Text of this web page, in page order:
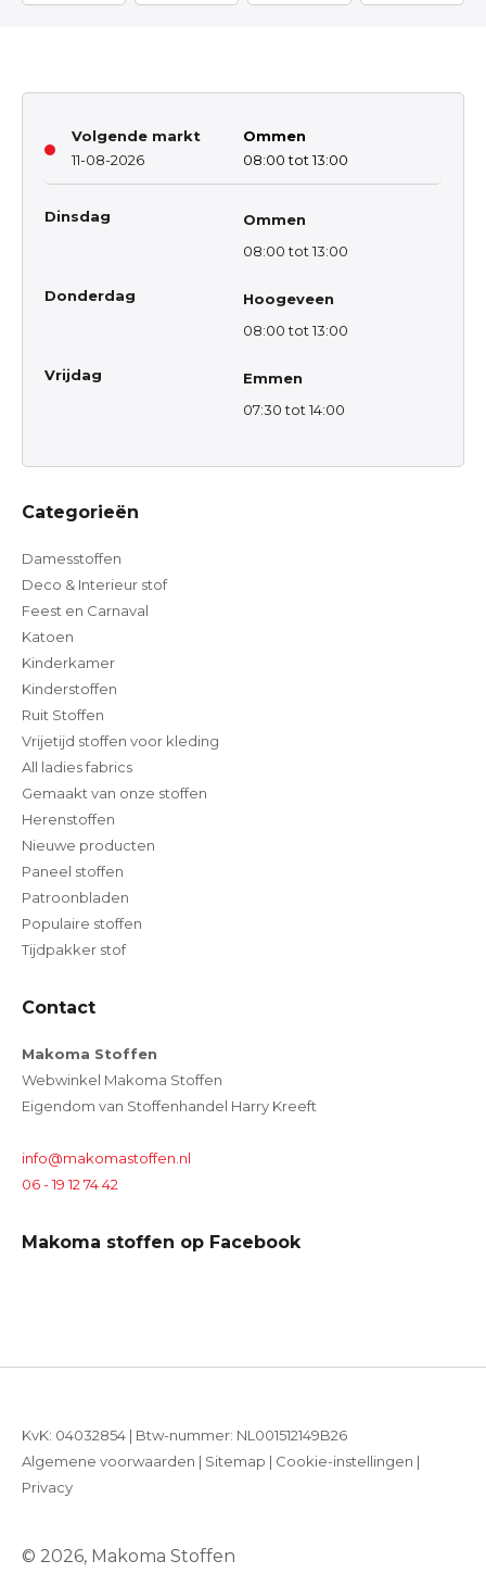
Volgende markt
11-08-2026
Ommen
08:00 tot 13:00
Dinsdag
Ommen
08:00 tot 13:00
Donderdag
Hoogeveen
08:00 tot 13:00
Vrijdag
Emmen
07:30 tot 14:00
Categorieën
Damesstoffen
Deco & Interieur stof
Feest en Carnaval
Katoen
Kinderkamer
Kinderstoffen
Ruit Stoffen
Vrijetijd stoffen voor kleding
All ladies fabrics
Gemaakt van onze stoffen
Herenstoffen
Nieuwe producten
Paneel stoffen
Patroonbladen
Populaire stoffen
Tijdpakker stof
Contact
Makoma Stoffen
Webwinkel Makoma Stoffen
Eigendom van Stoffenhandel Harry Kreeft
info@makomastoffen.nl
06 - 19 12 74 42
Makoma stoffen op Facebook
© 2026, Makoma Stoffen
KvK: 04032854 | Btw-nummer: NL001512149B26
Algemene voorwaarden | Sitemap | Cookie-instellingen |
Privacy